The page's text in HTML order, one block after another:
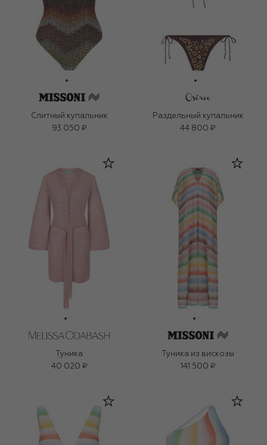
Слитный купальник
93 050 ₽
Раздельный купальник
44 800 ₽
Туника
40 020 ₽
Туника из вискозы
141 500 ₽